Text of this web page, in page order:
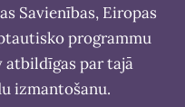
Savienības, Eiropas
programmu
atbildīgas par tajā
izmantošanu.